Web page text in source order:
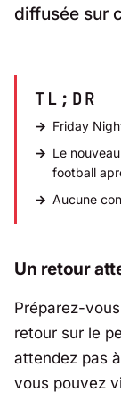
diffusée sur
TL;DR
Friday
Le
football
Aucune
Un retour
Préparez-
retour sur le
attendez pas
vous pouvez